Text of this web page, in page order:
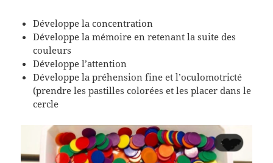
Développe la concentration
Développe la mémoire en retenant la suite des
couleurs
Développe l’attention
Développe la préhension fine et l’oculomotricté
(prendre les pastilles colorées et les placer dans le
cercle